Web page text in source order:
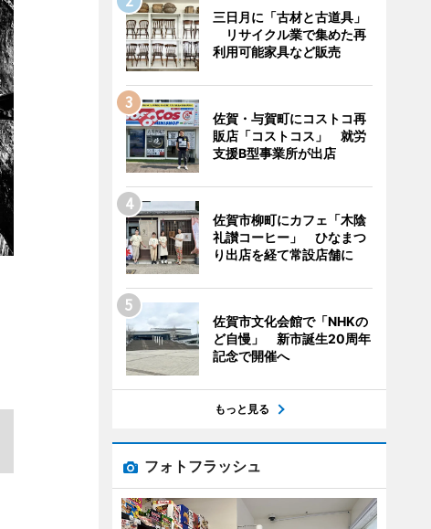
三日月に「古材と古道具」
リサイクル業で集めた再
利用可能家具など販売
佐賀・与賀町にコストコ再
販店「コストコス」 就労
支援B型事業所が出店
佐賀市柳町にカフェ「木陰
礼讃コーヒー」 ひなまつ
り出店を経て常設店舗に
佐賀市文化会館で「NHKの
ど自慢」 新市誕生20周年
記念で開催へ
もっと見る
フォトフラッシュ